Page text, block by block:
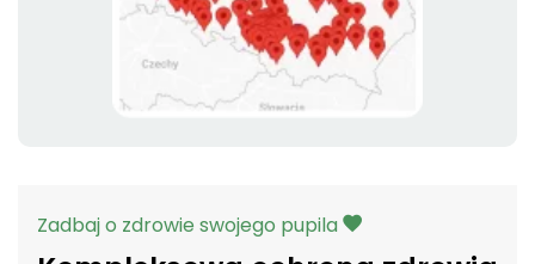
Zadbaj o zdrowie swojego pupila